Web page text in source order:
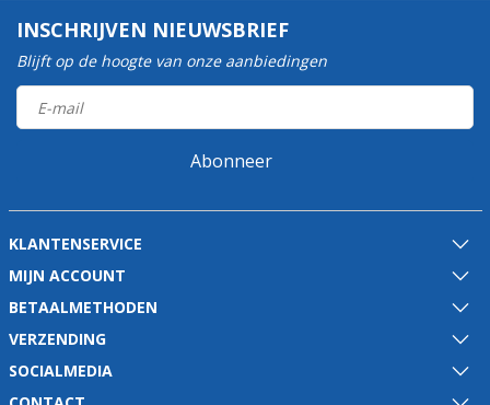
INSCHRIJVEN NIEUWSBRIEF
Blijft op de hoogte van onze aanbiedingen
Abonneer
KLANTENSERVICE
MIJN ACCOUNT
BETAALMETHODEN
VERZENDING
SOCIALMEDIA